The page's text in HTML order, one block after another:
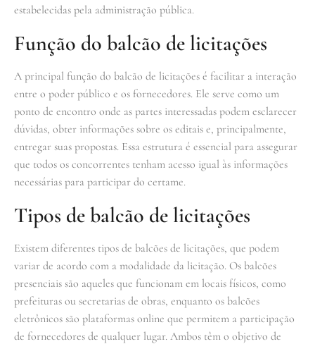
estabelecidas pela administração pública.
Função do balcão de licitações
A principal função do balcão de licitações é facilitar a interação
entre o poder público e os fornecedores. Ele serve como um
ponto de encontro onde as partes interessadas podem esclarecer
dúvidas, obter informações sobre os editais e, principalmente,
entregar suas propostas. Essa estrutura é essencial para assegurar
que todos os concorrentes tenham acesso igual às informações
necessárias para participar do certame.
Tipos de balcão de licitações
Existem diferentes tipos de balcões de licitações, que podem
variar de acordo com a modalidade da licitação. Os balcões
presenciais são aqueles que funcionam em locais físicos, como
prefeituras ou secretarias de obras, enquanto os balcões
eletrônicos são plataformas online que permitem a participação
de fornecedores de qualquer lugar. Ambos têm o objetivo de